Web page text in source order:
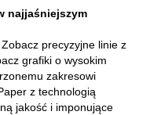
najjaśniejszym
precyzyjne linie z
grafiki o wysokim
zakresowi
z technologią
jakość i imponujące